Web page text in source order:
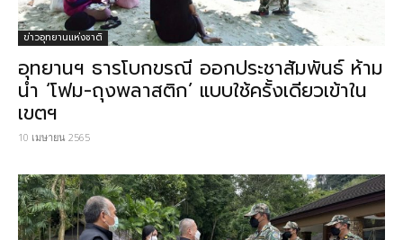
ข่าวอุทยานแห่งชาติ
อุทยานฯ ธารโบกขรณี ออกประชาสัมพันธ์ ห้าม
นำ ‘โฟม-ถุงพลาสติก’ แบบใช้ครั้งเดียวเข้าใน
เขตฯ
10 เมษายน 2565